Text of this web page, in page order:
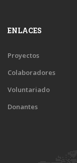
ENLACES
Proyectos
Colaboradores
Voluntariado
Donantes